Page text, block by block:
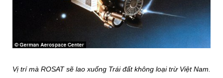
Vị trí mà ROSAT sẽ lao xuống Trái đất không loại trừ Việt Nam.